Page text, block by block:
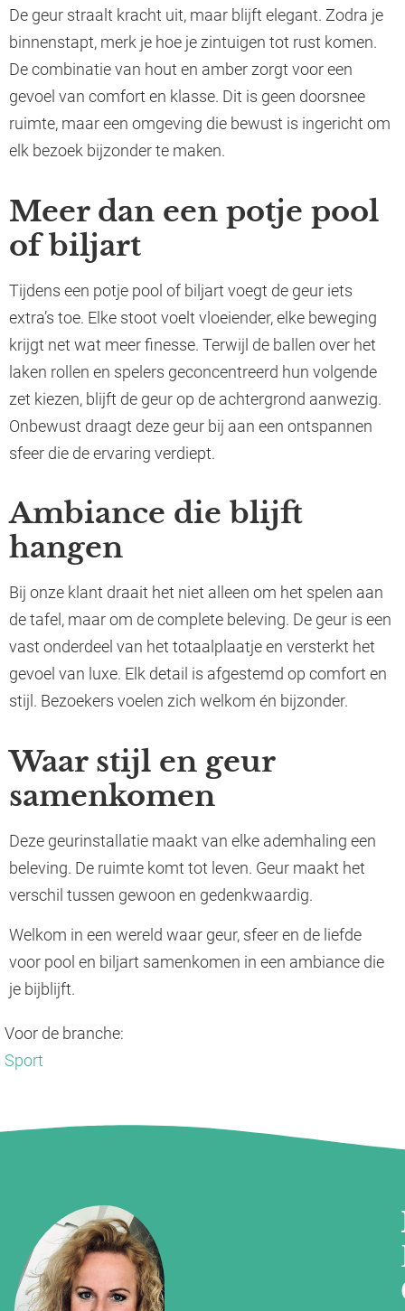
De geur straalt kracht uit, maar blijft elegant. Zodra je
binnenstapt, merk je hoe je zintuigen tot rust komen.
De combinatie van hout en amber zorgt voor een
gevoel van comfort en klasse. Dit is geen doorsnee
ruimte, maar een omgeving die bewust is ingericht om
elk bezoek bijzonder te maken.
Meer dan een potje pool
of biljart
Tijdens een potje pool of biljart voegt de geur iets
extra’s toe. Elke stoot voelt vloeiender, elke beweging
krijgt net wat meer finesse. Terwijl de ballen over het
laken rollen en spelers geconcentreerd hun volgende
zet kiezen, blijft de geur op de achtergrond aanwezig.
Onbewust draagt deze geur bij aan een ontspannen
sfeer die de ervaring verdiept.
Ambiance die blijft
hangen
Bij onze klant draait het niet alleen om het spelen aan
de tafel, maar om de complete beleving. De geur is een
vast onderdeel van het totaalplaatje en versterkt het
gevoel van luxe. Elk detail is afgestemd op comfort en
stijl. Bezoekers voelen zich welkom én bijzonder.
Waar stijl en geur
samenkomen
Deze geurinstallatie maakt van elke ademhaling een
beleving. De ruimte komt tot leven. Geur maakt het
verschil tussen gewoon en gedenkwaardig.
Welkom in een wereld waar geur, sfeer en de liefde
voor pool en biljart samenkomen in een ambiance die
je bijblijft.
Voor de branche:
Sport